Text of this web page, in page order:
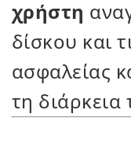
χρήστη
δίσκου και
ασφαλείας
τη διάρκεια